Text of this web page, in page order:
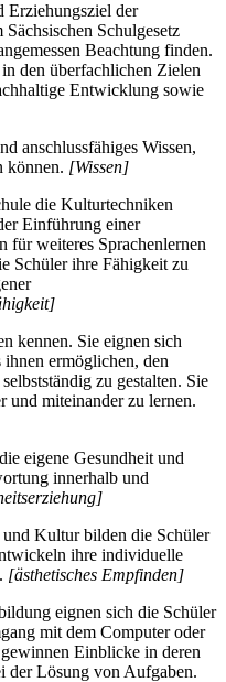
Erziehungsziel der
Schulgesetz
Beachtung finden.
den überfachlichen Zielen
Entwicklung sowie
anschlussfähiges Wissen,
können. [Wissen]
die Kulturtechniken
Einführung einer
für weiteres Sprachenlernen
Schüler ihre Fähigkeit zu
kennen. Sie eignen sich
ermöglichen, den
zu gestalten. Sie
und miteinander zu lernen.
eigene Gesundheit und
innerhalb und
Kultur bilden die Schüler
ihre individuelle
[ästhetisches Empfinden]
eignen sich die Schüler
mit dem Computer oder
Einblicke in deren
der Lösung von Aufgaben.